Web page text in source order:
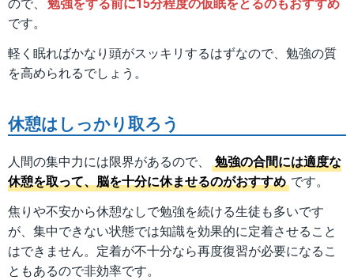
です。
軽く眠ればかなり頭がスッキリするはずなので、勉強の質
を高められるでしょう。
休憩はしっかり取ろう
人間の集中力には限界があるので、
勉強の合間には適度な
休憩を取って、脳を十分に休ませるのがおすすめ です。
焦りや不安から休憩なしで勉強を続ける生徒も多いです
が、集中できない状態では知識を効果的に定着させること
はできません。定着が不十分なら再度復習が必要になるこ
ともあるので非効率です。